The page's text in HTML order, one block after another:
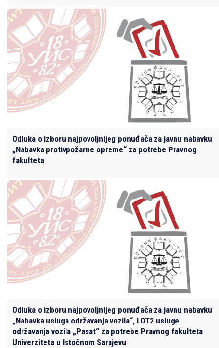
Odluka o izboru najpovoljnijeg ponuđača za javnu nabavku
„Nabavka protivpožarne opreme“ za potrebe Pravnog
fakulteta
Odluka o izboru najpovolјnijeg ponuđača za javnu nabavku
„Nabavka usluga održavanja vozila“, LOT2 usluge
održavanja vozila „Pasat“ za potrebe Pravnog fakulteta
Univerziteta u Istočnom Sarajevu